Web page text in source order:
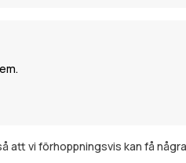
att vi förhoppningsvis kan få